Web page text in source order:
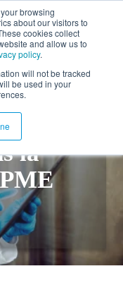
browsing
about our visitors to
cookies collect
and allow us to
policy.
will not be tracked
be used in your
EN
la